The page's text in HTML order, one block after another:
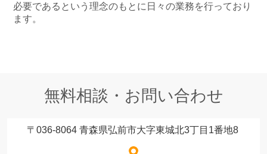
必要であるという理念のもとに日々の業務を行っており
ます。
無料相談・お問い合わせ
〒036-8064 青森県弘前市大字東城北3丁目1番地8